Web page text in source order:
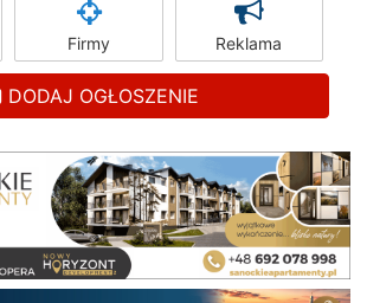
Firmy Reklama
DODAJ OGŁOSZENIE